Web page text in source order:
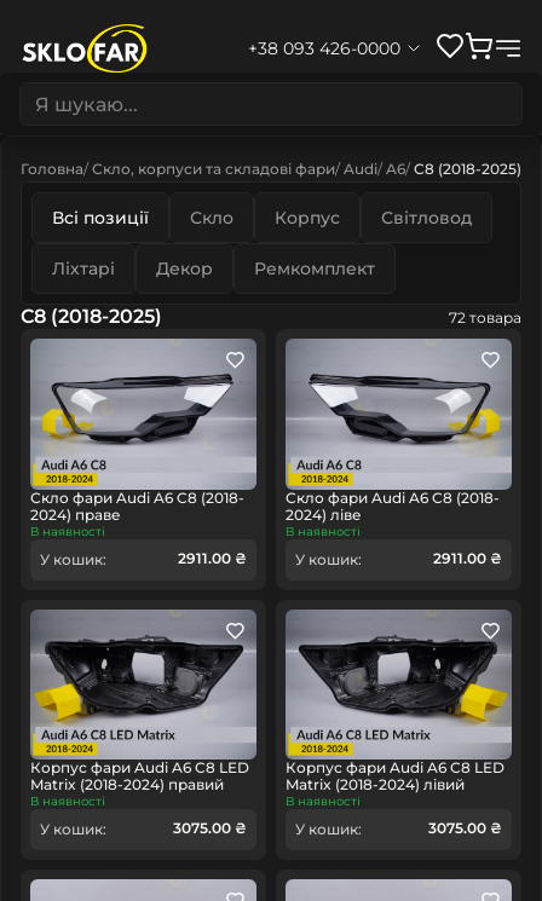
+38 093 426-0000
Головна Скло, корпуси та складові фари Audi A6 C8 (2018-2025)
Всі позиції Скло Корпус Світловод
Ліхтарі Декор Ремкомплект
C8 (2018-2025) 72 товара
Скло фари Audi A6 C8 (2018-
2024) праве
В наявності
У кошик: 2911.00 ₴
Скло фари Audi A6 C8 (2018-
2024) ліве
В наявності
У кошик: 2911.00 ₴
Корпус фари Audi A6 C8 LED
Matrix (2018-2024) правий
В наявності
У кошик: 3075.00 ₴
Корпус фари Audi A6 C8 LED
Matrix (2018-2024) лівий
В наявності
У кошик: 3075.00 ₴